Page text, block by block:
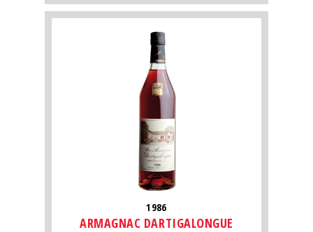
1986
ARMAGNAC DARTIGALONGUE